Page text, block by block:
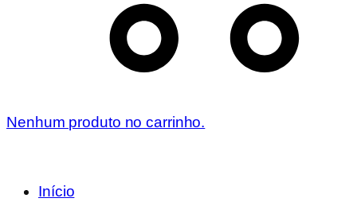
Nenhum produto no carrinho.
Início